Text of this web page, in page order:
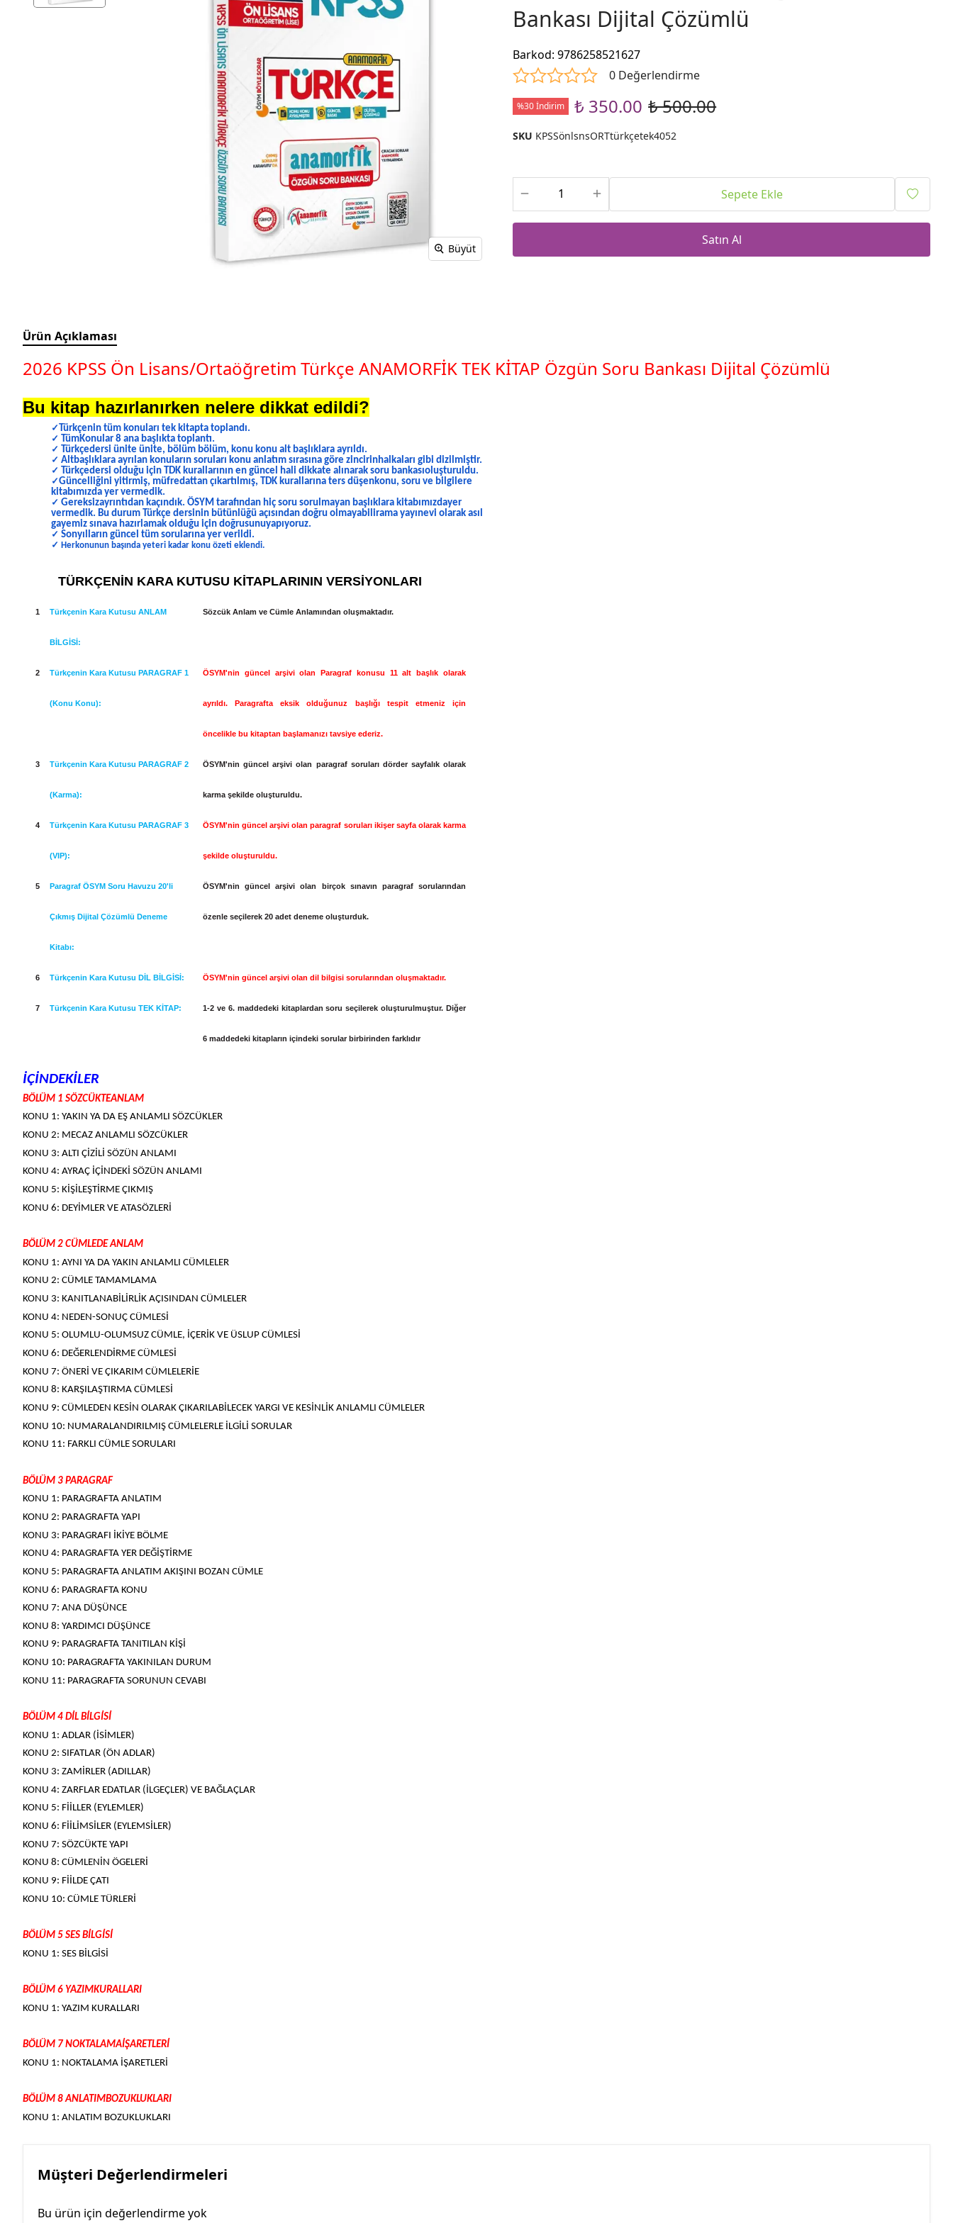
Büyüt
Bankası Dijital Çözümlü
Barkod:9786258521627
0 Değerlendirme
%30 İndirim ₺ 350.00 ₺ 500.00
SKU KPSSönlsnsORTtürkçetek4052
Sepete Ekle
Satın Al
Ürün Açıklaması
2026 KPSS Ön Lisans/Ortaöğretim Türkçe ANAMORFİK TEK KİTAP Özgün Soru Bankası Dijital Çözümlü
Bu kitap hazırlanırken nelere dikkat edildi?
✓ Türkçenin tüm konuları tek kitapta toplandı.
✓ TümKonular 8 ana başlıkta toplantı.
✓ Türkçedersi ünite ünite, bölüm bölüm, konu konu alt başlıklara ayrıldı.
✓ Altbaşlıklara ayrılan konuların soruları konu anlatım sırasına göre zincirinhalkaları gibi dizilmiştir.
✓ Türkçedersi olduğu için TDK kurallarının en güncel hali dikkate alınarak soru bankasıoluşturuldu.
✓Güncelliğini yitirmiş, müfredattan çıkartılmış, TDK kurallarına ters düşenkonu, soru ve bilgilere
kitabımızda yer vermedik.
✓ Gereksizayrıntıdan kaçındık. ÖSYM tarafından hiç soru sorulmayan başlıklara kitabımızdayer
vermedik. Bu durum Türkçe dersinin bütünlüğü açısından doğru olmayabilirama yayınevi olarak asıl
gayemiz sınava hazırlamak olduğu için doğrusunuyapıyoruz.
✓ Sonyılların güncel tüm sorularına yer verildi.
✓ Herkonunun başında yeteri kadar konu özeti eklendi.
TÜRKÇENİN KARA KUTUSU KİTAPLARININ VERSİYONLARI
1 Türkçenin Kara Kutusu ANLAM
BİLGİSİ:
Sözcük Anlam ve Cümle Anlamından oluşmaktadır.
2 Türkçenin Kara Kutusu PARAGRAF 1
(Konu Konu):
ÖSYM'nin güncel arşivi olan Paragraf konusu 11 alt başlık ola­rak
ayrıldı. Paragrafta eksik olduğunuz başlığı tespit etmeniz için
öncelikle bu kitaptan başlamanızı tavsiye ederiz.
3 Türkçenin Kara Kutusu PARAGRAF 2
(Karma):
ÖSYM'nin güncel arşivi olan paragraf soruları dörder sayfalık olarak
karma şekilde oluşturuldu.
4 Türkçenin Kara Kutusu PARAGRAF 3
(VIP):
ÖSYM'nin güncel arşivi olan paragraf soruları ikişer sayfa ola­rak karma
şekilde oluşturuldu.
5 Paragraf ÖSYM Soru Havuzu 20'li
Çıkmış Dijital Çözümlü Deneme
Kitabı:
ÖSYM'nin güncel arşivi olan birçok sınavın paragraf soruların­dan
özenle seçilerek 20 adet deneme oluşturduk.
6 Türkçenin Kara Kutusu DİL BİLGİSİ: ÖSYM'nin güncel arşivi olan dil bilgisi sorularından oluşmak­tadır.
7 Türkçenin Kara Kutusu TEK KİTAP: 1-2 ve 6. maddedeki kitaplardan soru seçilerek oluşturulmuş­tur. Diğer
6 maddedeki kitapların içindeki sorular birbirinden farklıdır
İÇİNDEKİLER
BÖLÜM 1 SÖZCÜKTEANLAM
KONU 1: YAKIN YA DA EŞ ANLAMLI SÖZCÜKLER
KONU 2: MECAZ ANLAMLI SÖZCÜKLER
KONU 3: ALTI ÇİZİLİ SÖZÜN ANLAMI
KONU 4: AYRAÇ İÇİNDEKİ SÖZÜN ANLAMI
KONU 5: KİŞİLEŞTİRME ÇIKMIŞ
KONU 6: DEYİMLER VE ATASÖZLERİ
BÖLÜM 2 CÜMLEDE ANLAM
KONU 1: AYNI YA DA YAKIN ANLAMLI CÜMLELER
KONU 2: CÜMLE TAMAMLAMA
KONU 3: KANITLANABİLİRLİK AÇISINDAN CÜMLELER
KONU 4: NEDEN-SONUÇ CÜMLESİ
KONU 5: OLUMLU-OLUMSUZ CÜMLE, İÇERİK VE ÜSLUP CÜMLESİ
KONU 6: DEĞERLENDİRME CÜMLESİ
KONU 7: ÖNERİ VE ÇIKARIM CÜMLELERİE
KONU 8: KARŞILAŞTIRMA CÜMLESİ
KONU 9: CÜMLEDEN KESİN OLARAK ÇIKARILABİLECEK YARGI VE KESİNLİK ANLAMLI CÜMLELER
KONU 10: NUMARALANDIRILMIŞ CÜMLELERLE İLGİLİ SORULAR
KONU 11: FARKLI CÜMLE SORULARI
BÖLÜM 3 PARAGRAF
KONU 1: PARAGRAFTA ANLATIM
KONU 2: PARAGRAFTA YAPI
KONU 3: PARAGRAFI İKİYE BÖLME
KONU 4: PARAGRAFTA YER DEĞİŞTİRME
KONU 5: PARAGRAFTA ANLATIM AKIŞINI BOZAN CÜMLE
KONU 6: PARAGRAFTA KONU
KONU 7: ANA DÜŞÜNCE
KONU 8: YARDIMCI DÜŞÜNCE
KONU 9: PARAGRAFTA TANITILAN KİŞİ
KONU 10: PARAGRAFTA YAKINILAN DURUM
KONU 11: PARAGRAFTA SORUNUN CEVABI
BÖLÜM 4 DİL BİLGİSİ
KONU 1: ADLAR (İSİMLER)
KONU 2: SIFATLAR (ÖN ADLAR)
KONU 3: ZAMİRLER (ADILLAR)
KONU 4: ZARFLAR EDATLAR (İLGEÇLER) VE BAĞLAÇLAR
KONU 5: FİİLLER (EYLEMLER)
KONU 6: FİİLİMSİLER (EYLEMSİLER)
KONU 7: SÖZCÜKTE YAPI
KONU 8: CÜMLENİN ÖGELERİ
KONU 9: FİİLDE ÇATI
KONU 10: CÜMLE TÜRLERİ
BÖLÜM 5 SES BİLGİSİ
KONU 1: SES BİLGİSİ
BÖLÜM 6 YAZIMKURALLARI
KONU 1: YAZIM KURALLARI
BÖLÜM 7 NOKTALAMAİŞARETLERİ
KONU 1: NOKTALAMA İŞARETLERİ
BÖLÜM 8 ANLATIMBOZUKLUKLARI
KONU 1: ANLATIM BOZUKLUKLARI
Müşteri Değerlendirmeleri
Bu ürün için değerlendirme yok